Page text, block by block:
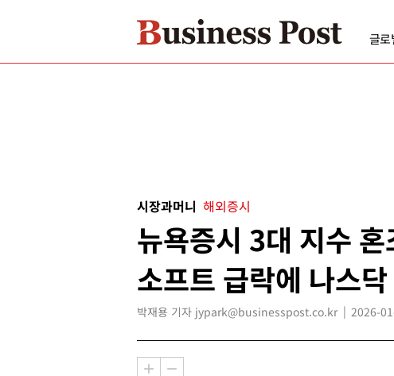
글로
시장과머니 해외증시
뉴욕증시 3대 지수
소프트 급락에 나스
박재용 기자 jypark@businesspost.co.kr 2026-